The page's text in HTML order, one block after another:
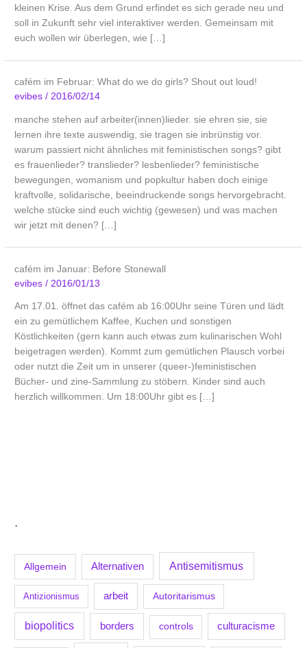
.
Allgemein Alternativen Antisemitismus
Antizionismus arbeit Autoritarismus
biopolitics borders controls culturacisme
kleinen Krise. Aus dem Grund erfindet es sich gerade neu und
soll in Zukunft sehr viel interaktiver werden. Gemeinsam mit
euch wollen wir überlegen, wie […]
cafém im Februar: What do we do girls? Shout out loud!
evibes/2016/02/14
manche stehen auf arbeiter(innen)lieder. sie ehren sie, sie
lernen ihre texte auswendig, sie tragen sie inbrünstig vor.
warum passiert nicht ähnliches mit feministischen songs? gibt
es frauenlieder? translieder? lesbenlieder? feministische
bewegungen, womanism und popkultur haben doch einige
kraftvolle, solidarische, beeindruckende songs hervorgebracht.
welche stücke sind euch wichtig (gewesen) und was machen
wir jetzt mit denen? […]
cafém im Januar: Before Stonewall
evibes/ 2016/01/13
Am 17.01. öffnet das cafém ab 16:00Uhr seine Türen und lädt
ein zu gemütlichem Kaffee, Kuchen und sonstigen
Köstlichkeiten (gern kann auch etwas zum kulinarischen Wohl
beigetragen werden). Kommt zum gemütlichen Plausch vorbei
oder nutzt die Zeit um in unserer (queer-)feministischen
Bücher- und zine-Sammlung zu stöbern. Kinder sind auch
herzlich willkommen. Um 18:00Uhr gibt es […]